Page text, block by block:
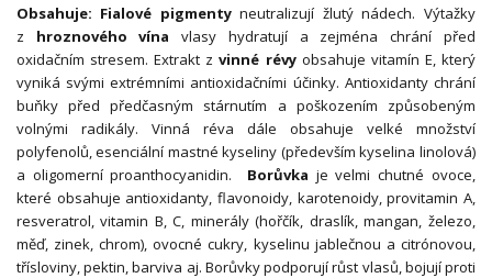
Obsahuje: Fialové pigmentyneutralizují žlutý nádech. Výtažky
z hroznového vínavlasy hydratují a zejména chrání před
oxidačním stresem. Extrakt z vinné révy obsahuje vitamín E, který
vyniká svými extrémními antioxidačními účinky. Antioxidanty chrání
buňky před předčasným stárnutím a poškozením způsobeným
volnými radikály. Vinná réva dále obsahuje velké množství
polyfenolů, esenciální mastné kyseliny (především kyselina linolová)
a oligomerní proanthocyanidin. Borůvka je velmi chutné ovoce,
které obsahuje antioxidanty, flavonoidy, karotenoidy, provitamin A,
resveratrol, vitamin B, C, minerály (hořčík, draslík, mangan, železo,
měď, zinek, chrom), ovocné cukry, kyselinu jablečnou a citrónovou,
třísloviny, pektin, barviva aj. Borůvky podporují růst vlasů, bojují proti